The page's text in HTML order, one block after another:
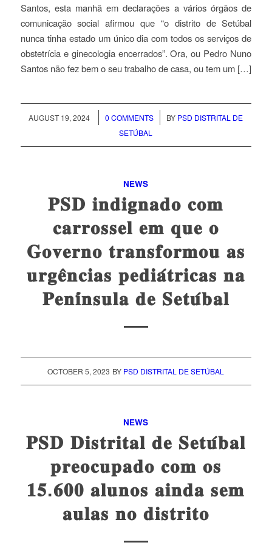
Santos, esta manhã em declarações a vários órgãos de
comunicação social afirmou que “o distrito de Setúbal
nunca tinha estado um único dia com todos os serviços de
obstetrícia e ginecologia encerrados”. Ora, ou Pedro Nuno
Santos não fez bem o seu trabalho de casa, ou tem um […]
AUGUST 19, 2024
/ 0 COMMENTS
/ BY PSD DISTRITAL DE
SETÚBAL
NEWS
𝐏𝐒𝐃 𝐢𝐧𝐝𝐢𝐠𝐧𝐚𝐝𝐨 𝐜𝐨𝐦
𝐜𝐚𝐫𝐫𝐨𝐬𝐬𝐞𝐥 𝐞𝐦 𝐪𝐮𝐞 𝐨
𝐆𝐨𝐯𝐞𝐫𝐧𝐨 𝐭𝐫𝐚𝐧𝐬𝐟𝐨𝐫𝐦𝐨𝐮 𝐚𝐬
𝐮𝐫𝐠𝐞̂𝐧𝐜𝐢𝐚𝐬 𝐩𝐞𝐝𝐢𝐚́𝐭𝐫𝐢𝐜𝐚𝐬 𝐧𝐚
𝐏𝐞𝐧𝐢́𝐧𝐬𝐮𝐥𝐚 𝐝𝐞 𝐒𝐞𝐭𝐮́𝐛𝐚𝐥
OCTOBER 5, 2023 BY PSD DISTRITAL DE SETÚBAL
NEWS
𝐏𝐒𝐃 𝐃𝐢𝐬𝐭𝐫𝐢𝐭𝐚𝐥 𝐝𝐞 𝐒𝐞𝐭𝐮́𝐛𝐚𝐥
𝐩𝐫𝐞𝐨𝐜𝐮𝐩𝐚𝐝𝐨 𝐜𝐨𝐦 𝐨𝐬
𝟏𝟓.𝟔𝟎𝟎 𝐚𝐥𝐮𝐧𝐨𝐬 𝐚𝐢𝐧𝐝𝐚 𝐬𝐞𝐦
𝐚𝐮𝐥𝐚𝐬 𝐧𝐨 𝐝𝐢𝐬𝐭𝐫𝐢𝐭𝐨